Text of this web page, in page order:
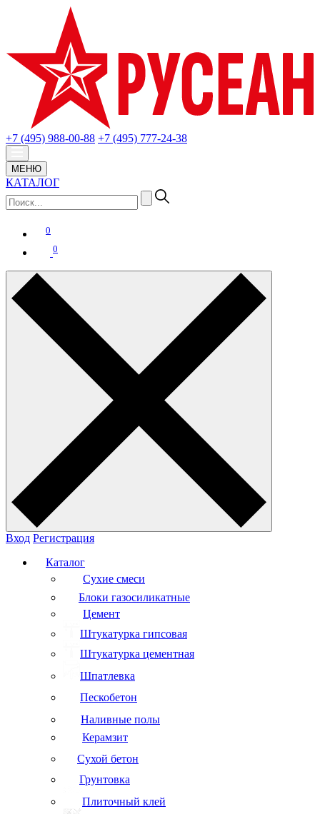
+7 (495) 988-00-88 +7 (495) 777-24-38
МЕНЮ
КАТАЛОГ
0
0
Вход Регистрация
Каталог
Сухие смеси
Блоки газосиликатные
Цемент
Штукатурка гипсовая
Штукатурка цементная
Шпатлевка
Пескобетон
Наливные полы
Керамзит
Сухой бетон
Грунтовка
Плиточный клей